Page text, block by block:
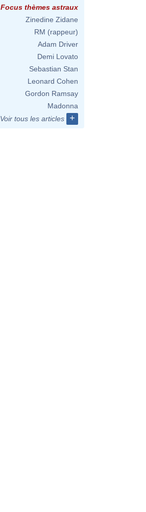
Focus thèmes astraux
Zinedine Zidane
RM (rappeur)
Adam Driver
Demi Lovato
Sebastian Stan
Leonard Cohen
Gordon Ramsay
Madonna
Voir tous les articles
+